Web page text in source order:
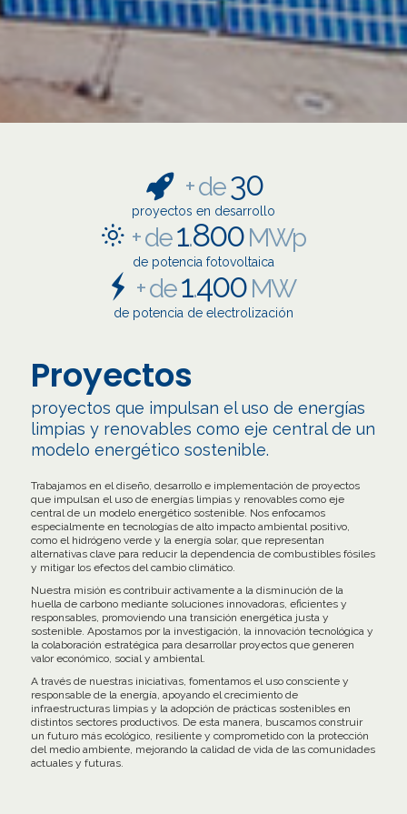
+ de30
proyectos en desarrollo
+ de1.800MWp
de potencia fotovoltaica
+ de1.400MW
de potencia de electrolización
Proyectos
proyectos que impulsan el uso de energías
limpias y renovables como eje central de un
modelo energético sostenible.
Trabajamos en el diseño, desarrollo e implementación de proyectos
que impulsan el uso de energías limpias y renovables como eje
central de un modelo energético sostenible. Nos enfocamos
especialmente en tecnologías de alto impacto ambiental positivo,
como el hidrógeno verde y la energía solar, que representan
alternativas clave para reducir la dependencia de combustibles fósiles
y mitigar los efectos del cambio climático.
Nuestra misión es contribuir activamente a la disminución de la
huella de carbono mediante soluciones innovadoras, eficientes y
responsables, promoviendo una transición energética justa y
sostenible. Apostamos por la investigación, la innovación tecnológica y
la colaboración estratégica para desarrollar proyectos que generen
valor económico, social y ambiental.
A través de nuestras iniciativas, fomentamos el uso consciente y
responsable de la energía, apoyando el crecimiento de
infraestructuras limpias y la adopción de prácticas sostenibles en
distintos sectores productivos. De esta manera, buscamos construir
un futuro más ecológico, resiliente y comprometido con la protección
del medio ambiente, mejorando la calidad de vida de las comunidades
actuales y futuras.